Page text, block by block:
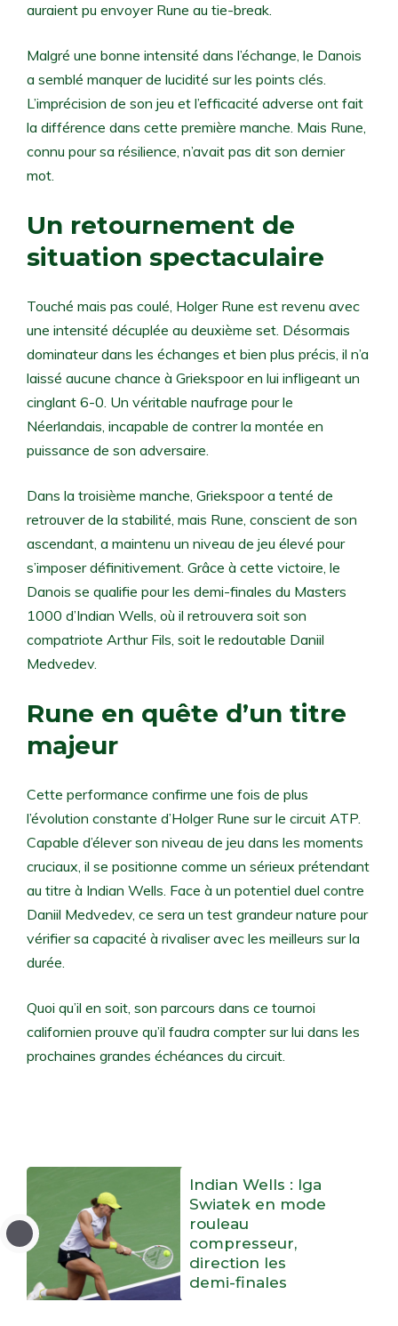
auraient pu envoyer Rune au tie-break.
Malgré une bonne intensité dans l’échange, le Danois
a semblé manquer de lucidité sur les points clés.
L’imprécision de son jeu et l’efficacité adverse ont fait
la différence dans cette première manche. Mais Rune,
connu pour sa résilience, n’avait pas dit son dernier
mot.
Un retournement de
situation spectaculaire
Touché mais pas coulé, Holger Rune est revenu avec
une intensité décuplée au deuxième set. Désormais
dominateur dans les échanges et bien plus précis, il n’a
laissé aucune chance à Griekspoor en lui infligeant un
cinglant 6-0. Un véritable naufrage pour le
Néerlandais, incapable de contrer la montée en
puissance de son adversaire.
Dans la troisième manche, Griekspoor a tenté de
retrouver de la stabilité, mais Rune, conscient de son
ascendant, a maintenu un niveau de jeu élevé pour
s’imposer définitivement. Grâce à cette victoire, le
Danois se qualifie pour les demi-finales du Masters
1000 d’Indian Wells, où il retrouvera soit son
compatriote Arthur Fils, soit le redoutable Daniil
Medvedev.
Rune en quête d’un titre
majeur
Cette performance confirme une fois de plus
l’évolution constante d’Holger Rune sur le circuit ATP.
Capable d’élever son niveau de jeu dans les moments
cruciaux, il se positionne comme un sérieux prétendant
au titre à Indian Wells. Face à un potentiel duel contre
Daniil Medvedev, ce sera un test grandeur nature pour
vérifier sa capacité à rivaliser avec les meilleurs sur la
durée.
Quoi qu’il en soit, son parcours dans ce tournoi
californien prouve qu’il faudra compter sur lui dans les
prochaines grandes échéances du circuit.
Indian Wells : Iga
Swiatek en mode
rouleau
compresseur,
direction les
demi-finales